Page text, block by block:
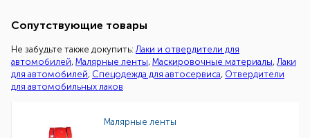
Сопутствующие товары
Не забудьте также докупить: Лаки и отвердители для
автомобилей, Малярные ленты, Маскировочные материалы, Лаки
для автомобилей, Спецодежда для автосервиса, Отвердители
для автомобильных лаков
Малярные ленты